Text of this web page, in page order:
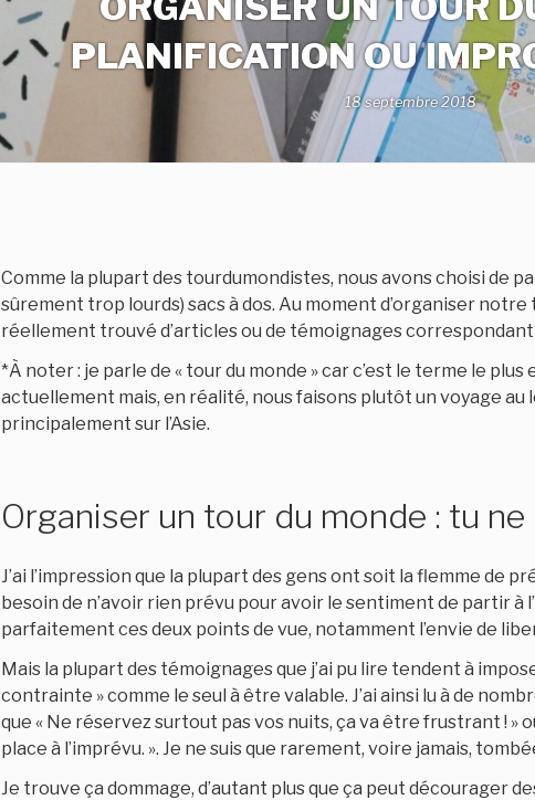
PLANIFICATION OU
18 septembre 2018
Comme la plupart des tourdumondistes, nous avons choisi de
sûrement trop lourds) sacs à dos. Au moment d’organiser notre
réellement trouvé d’articles ou de témoignages
*À noter : je parle de « tour du monde » car c’est le terme le
actuellement mais, en réalité, nous faisons plutôt un voyage
principalement sur l’Asie.
Organiser un tour du monde : tu
J’ai l’impression que la plupart des gens ont soit la flemme de
besoin de n’avoir rien prévu pour avoir le sentiment de partir à
parfaitement ces deux points de vue, notamment l’envie de
Mais la plupart des témoignages que j’ai pu lire tendent à
contrainte » comme le seul à être valable. J’ai ainsi lu à de
que « Ne réservez surtout pas vos nuits, ça va être frustrant ! »
place à l’imprévu. ». Je ne suis que rarement, voire jamais,
Je trouve ça dommage, d’autant plus que ça peut décourager